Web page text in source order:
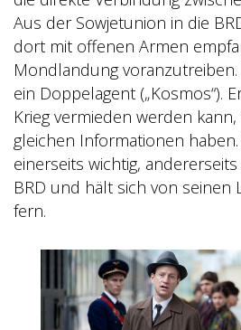
Aus der Sowjetunion in die
dort mit offenen Armen
Mondlandung voranzutreiben.
ein Doppelagent („Kosmos“).
Krieg vermieden werden
gleichen Informationen haben.
einerseits wichtig,
BRD und hält sich von seinen
fern.